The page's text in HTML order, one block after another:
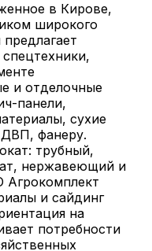
в Кирове,
широкого
и отделочные
панели,
сухие
фанеру.
трубный,
нержавеющий и
Агрокомплект
и сайдинг
на
потребности